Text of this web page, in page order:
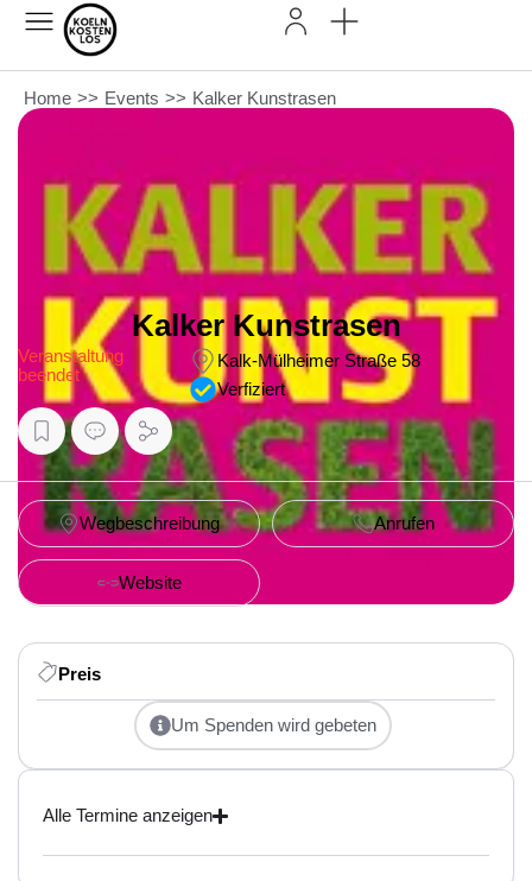
Home >> Events >> Kalker Kunstrasen
Kalker Kunstrasen
Veranstaltung
beendet
Kalk-Mülheimer Straße 58
Verfiziert
Wegbeschreibung Anrufen
Website
Preis
Um Spenden wird gebeten
Alle Termine anzeigen